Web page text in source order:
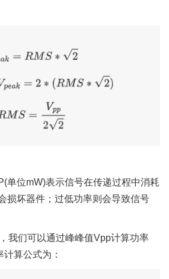
单位mW)表示信号在传递过程中消耗
损坏器件；过低功率则会导致信号
我们可以通过峰峰值Vpp计算功率
算公式为：